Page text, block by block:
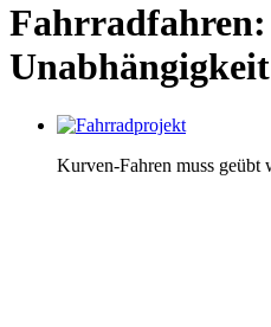
Unabhängigkeit
Kurven-Fahren muss geübt